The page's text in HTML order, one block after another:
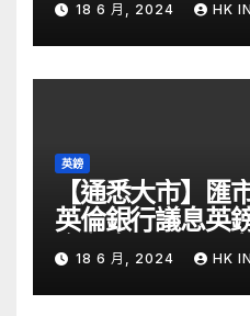
18 6 月, 2024 HK
英鎊
【通悉大市】匯
英倫銀行議息英
金留意 – Now
18 6 月, 2024 HK